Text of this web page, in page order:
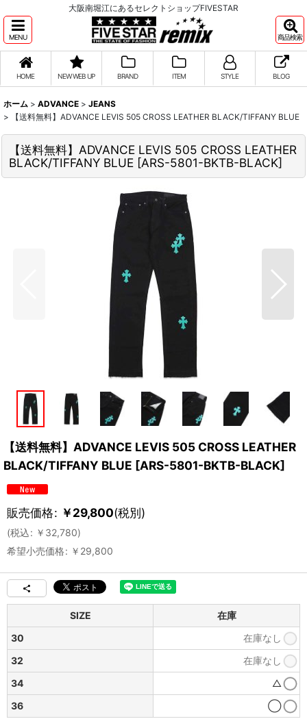
大阪南堀江にあるセレクトショップFIVESTAR
MENU 商品検索
HOME NEW WEB UP BRAND ITEM STYLE BLOG
ホーム > ADVANCE > JEANS
>
【送料無料】ADVANCE LEVIS 505 CROSS LEATHER BLACK/TIFFANY BLUE
【送料無料】ADVANCE LEVIS 505 CROSS LEATHER
BLACK/TIFFANY BLUE [ARS-5801-BKTB-BLACK]
【送料無料】ADVANCE LEVIS 505 CROSS LEATHER
BLACK/TIFFANY BLUE [ARS-5801-BKTB-BLACK]
販売価格: ￥29,800(税別)
(税込: ￥ 32,780)
希望小売価格: ￥ 29,800
SIZE
在庫
30
在庫なし
32
在庫なし
34
△
36
◯